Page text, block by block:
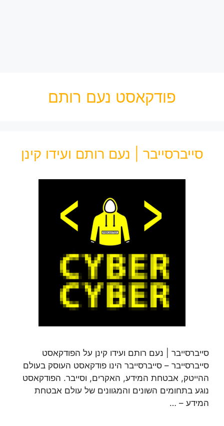
פודקאסט נעם רותם
סייברסייבר | נעם רותם ועידו קינן
סייברסייבר | נעם רותם ועידו קינן על הפודקאסט
סייברסייבר – סייברסייבר הינו פודקאסט העוסק בעולם
ההייטק, אבטחת המידע, האקרים, וסייבר. הפודקאסט
נוגע בתחומים השונים והמגוונים של עולם אבטחת
המידע – …